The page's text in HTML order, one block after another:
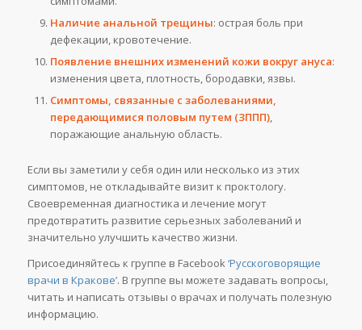
Наличие анальной трещины: острая боль при
дефекации, кровотечение.
Появление внешних изменений кожи вокруг ануса:
изменения цвета, плотность, бородавки, язвы.
Симптомы, связанные с заболеваниями,
передающимися половым путем (ЗППП),
поражающие анальную область.
Если вы заметили у себя один или несколько из этих
симптомов, не откладывайте визит к проктологу.
Своевременная диагностика и лечение могут
предотвратить развитие серьезных заболеваний и
значительно улучшить качество жизни.
Присоединяйтесь к группе в Facebook‘Русскоговорящие
врачи в Кракове’. В группе вы можете задавать вопросы,
читать и написать отзывы о врачах и получать полезную
информацию.